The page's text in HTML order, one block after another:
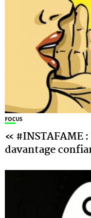
FOCUS
« #INSTAFAME
davantage